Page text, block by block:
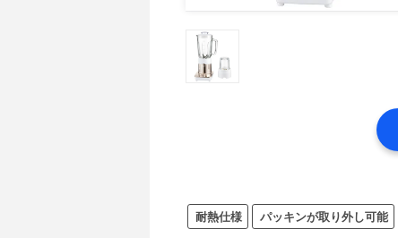
耐熱仕様 パッキンが取り外し可能